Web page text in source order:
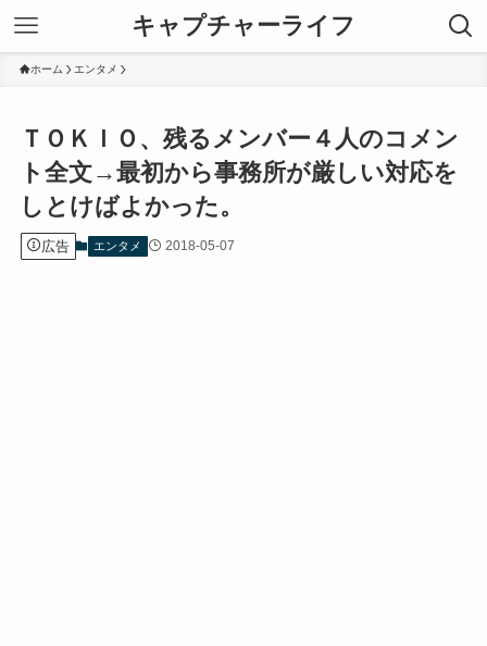
キャプチャーライフ
ホーム エンタメ
ＴＯＫＩＯ、残るメンバー４人のコメン
ト全文→最初から事務所が厳しい対応を
しとけばよかった。
広告 エンタメ 2018-05-07